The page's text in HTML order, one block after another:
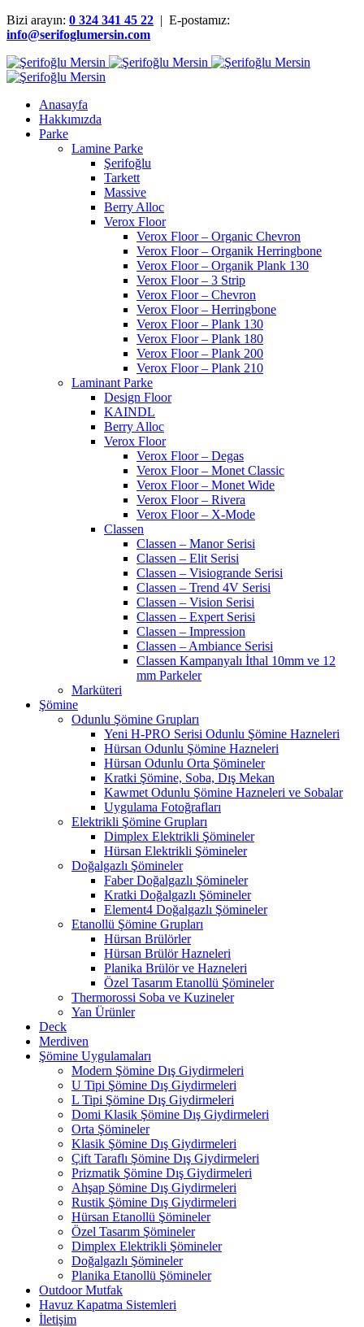
Bizi arayın: 0 324 341 45 22 | E-postamız:
info@serifoglumersin.com
Anasayfa
Hakkımızda
Parke
Lamine Parke
Şerifoğlu
Tarkett
Massive
Berry Alloc
Verox Floor
Verox Floor – Organic Chevron
Verox Floor – Organik Herringbone
Verox Floor – Organik Plank 130
Verox Floor – 3 Strip
Verox Floor – Chevron
Verox Floor – Herringbone
Verox Floor – Plank 130
Verox Floor – Plank 180
Verox Floor – Plank 200
Verox Floor – Plank 210
Laminant Parke
Design Floor
KAINDL
Berry Alloc
Verox Floor
Verox Floor – Degas
Verox Floor – Monet Classic
Verox Floor – Monet Wide
Verox Floor – Rivera
Verox Floor – X-Mode
Classen
Classen – Manor Serisi
Classen – Elit Serisi
Classen – Visiogrande Serisi
Classen – Trend 4V Serisi
Classen – Vision Serisi
Classen – Expert Serisi
Classen – Impression
Classen – Ambiance Serisi
Classen Kampanyalı İthal 10mm ve 12
mm Parkeler
Marküteri
Şömine
Odunlu Şömine Grupları
Yeni H-PRO Serisi Odunlu Şömine Hazneleri
Hürsan Odunlu Şömine Hazneleri
Hürsan Odunlu Orta Şömineler
Kratki Şömine, Soba, Dış Mekan
Kawmet Odunlu Şömine Hazneleri ve Sobalar
Uygulama Fotoğrafları
Elektrikli Şömine Grupları
Dimplex Elektrikli Şömineler
Hürsan Elektrikli Şömineler
Doğalgazlı Şömineler
Faber Doğalgazlı Şömineler
Kratki Doğalgazlı Şömineler
Element4 Doğalgazlı Şömineler
Etanollü Şömine Grupları
Hürsan Brülörler
Hürsan Brülör Hazneleri
Planika Brülör ve Hazneleri
Özel Tasarım Etanollü Şömineler
Thermorossi Soba ve Kuzineler
Yan Ürünler
Deck
Merdiven
Şömine Uygulamaları
Modern Şömine Dış Giydirmeleri
U Tipi Şömine Dış Giydirmeleri
L Tipi Şömine Dış Giydirmeleri
Domi Klasik Şömine Dış Giydirmeleri
Orta Şömineler
Klasik Şömine Dış Giydirmeleri
Çift Taraflı Şömine Dış Giydirmeleri
Prizmatik Şömine Dış Giydirmeleri
Ahşap Şömine Dış Giydirmeleri
Rustik Şömine Dış Giydirmeleri
Hürsan Etanollü Şömineler
Özel Tasarım Şömineler
Dimplex Elektrikli Şömineler
Doğalgazlı Şömineler
Planika Etanollü Şömineler
Outdoor Mutfak
Havuz Kapatma Sistemleri
İletişim